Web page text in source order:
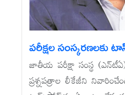
పరీక్షల సంస్కరణలకు
జాతీయ పరీక్షా సంస్థ
ప్రశ్నపత్రాల లీకేజీని